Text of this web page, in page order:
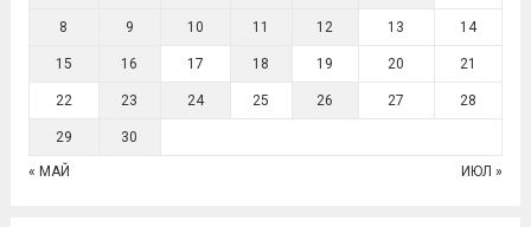
8 9 10 11 12 13 14
15 16 17 18 19 20 21
22 23 24 25 26 27 28
29 30
« МАЙ ИЮЛ »